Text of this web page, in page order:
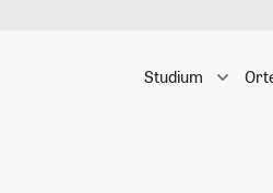
Studium